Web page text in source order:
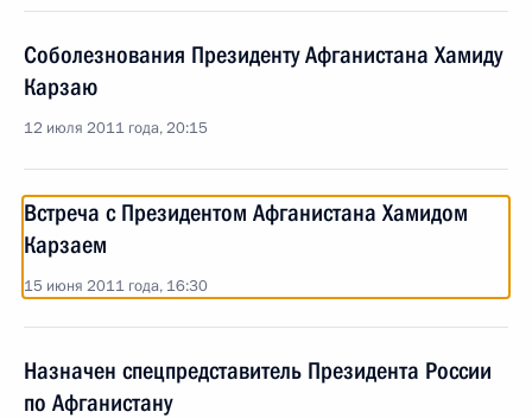
Соболезнования Президенту Афганистана Хамиду
Карзаю
12 июля 2011 года, 20:15
Встреча с Президентом Афганистана Хамидом
Карзаем
15 июня 2011 года, 16:30
Назначен спецпредставитель Президента России
по Афганистану